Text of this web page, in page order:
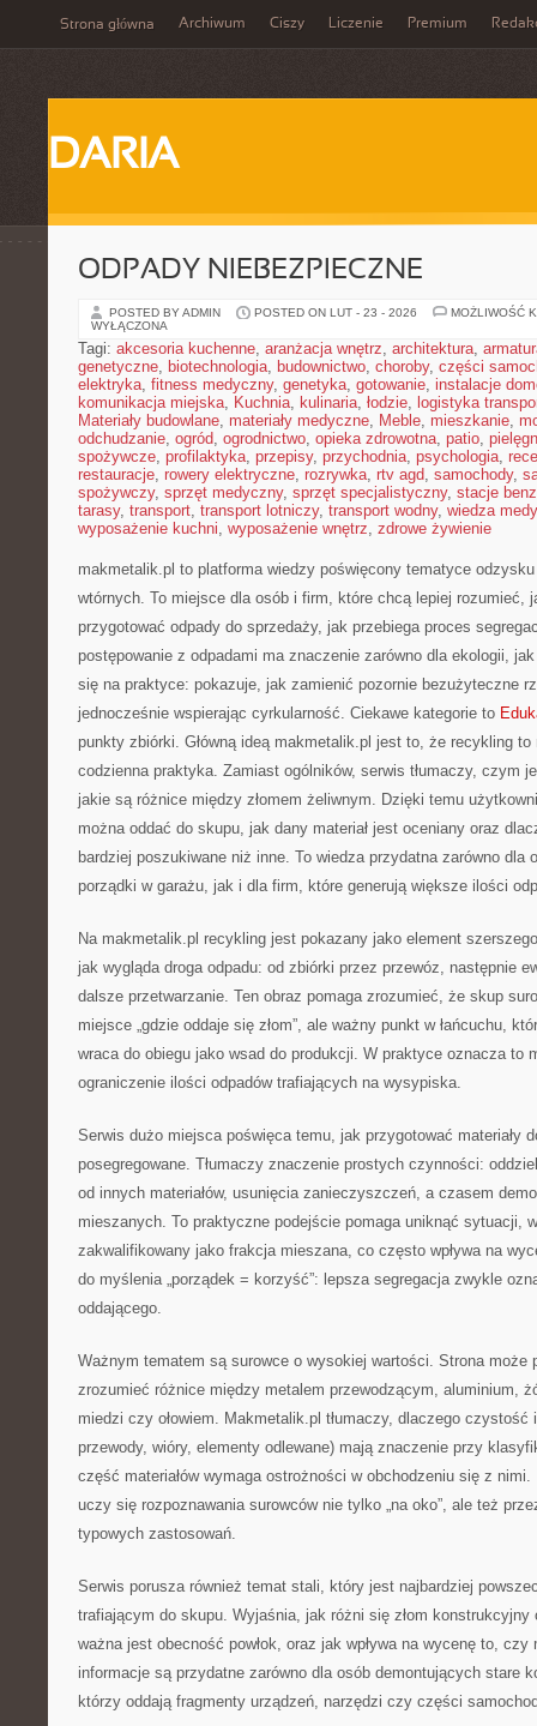
Strona główna Archiwum Ciszy Liczenie Premium
DARIA
ODPADY NIEBEZPIECZNE
POSTED BY ADMIN POSTED ON LUT - 23 - 2026
MOŻLIWOŚĆ
WYŁĄCZONA
Tagi: akcesoria kuchenne, aranżacja wnętrz, architektura,
genetyczne, biotechnologia, budownictwo, choroby, części
elektryka, fitness medyczny, genetyka, gotowanie, instalacje
komunikacja miejska, Kuchnia, kulinaria, łodzie, logistyka
Materiały budowlane, materiały medyczne, Meble, mieszkanie,
odchudzanie, ogród, ogrodnictwo, opieka zdrowotna, patio,
spożywcze, profilaktyka, przepisy, przychodnia, psychologia,
restauracje, rowery elektryczne, rozrywka, rtv agd, samochody,
spożywczy, sprzęt medyczny, sprzęt specjalistyczny, stacje
tarasy, transport, transport lotniczy, transport wodny, wiedza
wyposażenie kuchni, wyposażenie wnętrz, zdrowe żywienie
makmetalik.pl to platforma wiedzy poświęcony tematyce
wtórnych. To miejsce dla osób i firm, które chcą lepiej rozumieć,
przygotować odpady do sprzedaży, jak przebiega proces
postępowanie z odpadami ma znaczenie zarówno dla ekologii,
się na praktyce: pokazuje, jak zamienić pozornie bezużyteczne
jednocześnie wspierając cyrkularność. Ciekawe kategorie to
punkty zbiórki. Główną ideą makmetalik.pl jest to, że recykling to
codzienna praktyka. Zamiast ogólników, serwis tłumaczy, czym
jakie są różnice między złomem żeliwnym. Dzięki temu
można oddać do skupu, jak dany materiał jest oceniany oraz
bardziej poszukiwane niż inne. To wiedza przydatna zarówno dla
porządki w garażu, jak i dla firm, które generują większe ilości
Na makmetalik.pl recykling jest pokazany jako element
jak wygląda droga odpadu: od zbiórki przez przewóz, następnie
dalsze przetwarzanie. Ten obraz pomaga zrozumieć, że skup
miejsce „gdzie oddaje się złom”, ale ważny punkt w łańcuchu,
wraca do obiegu jako wsad do produkcji. W praktyce oznacza to
ograniczenie ilości odpadów trafiających na wysypiska.
Serwis dużo miejsca poświęca temu, jak przygotować materiały
posegregowane. Tłumaczy znaczenie prostych czynności:
od innych materiałów, usunięcia zanieczyszczeń, a czasem
mieszanych. To praktyczne podejście pomaga uniknąć sytuacji,
zakwalifikowany jako frakcja mieszana, co często wpływa na
do myślenia „porządek = korzyść”: lepsza segregacja zwykle
oddającego.
Ważnym tematem są surowce o wysokiej wartości. Strona może
zrozumieć różnice między metalem przewodzącym, aluminium,
miedzi czy ołowiem. Makmetalik.pl tłumaczy, dlaczego czystość
przewody, wióry, elementy odlewane) mają znaczenie przy
część materiałów wymaga ostrożności w obchodzeniu się z
uczy się rozpoznawania surowców nie tylko „na oko”, ale też
typowych zastosowań.
Serwis porusza również temat stali, który jest najbardziej
trafiającym do skupu. Wyjaśnia, jak różni się złom konstrukcyjny
ważna jest obecność powłok, oraz jak wpływa na wycenę to, czy
informacje są przydatne zarówno dla osób demontujących stare
którzy oddają fragmenty urządzeń, narzędzi czy części